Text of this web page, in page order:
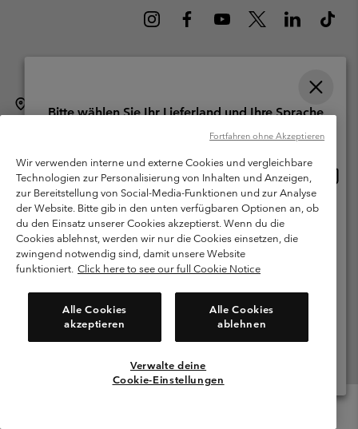
Schweiz (Deutsch) English › français › italiano ›
Columbia Sportswear Company. Avenue des Morgines, 12 1213
Petit-Lancy Switzerland. Alle Rechte vorbehalten.
Nutzungsbedingungen
Allgemeine Verkaufsbedingungen
Garantie
Datenschutzerklärung
Bestimmungen und Bedingungen des Mitglieder Programms
Nutzungsbedingungen Für Nutzergenerierte Inhalte
Impressum
Cookies
Kundenservice: Mo- Fr. 9:00 - 13:00 & 14:00- 18:00 Uhr
(+)41315282015
Wir verwenden interne und externe Cookies und vergleichbare
Technologien zur Personalisierung von Inhalten und Anzeigen,
zur Bereitstellung von Social-Media-Funktionen und zur Analyse
der Website. Bitte gib in den unten verfügbaren Optionen an, ob
du den Einsatz unserer Cookies akzeptierst. Wenn du die
Cookies ablehnst, werden wir nur die Cookies einsetzen, die
zwingend notwendig sind, damit unsere Website
funktioniert. Click here to see our full Cookie Notice
Alle Cookies
akzeptieren
Alle Cookies
ablehnen
Verwalte deine
Cookie-Einstellungen
Fortfahren ohne Akzeptieren
Bitte wählen Sie Ihr Lieferland und Ihre Sprache
Online-Einkauf verfügbar
United States
Switzerland-English
Switzerland-Deutsch
Switzerland-Italiano
Alle Länder Anzeigen